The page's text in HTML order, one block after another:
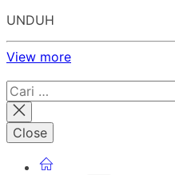
UNDUH
View more
Cari
untuk:
Close